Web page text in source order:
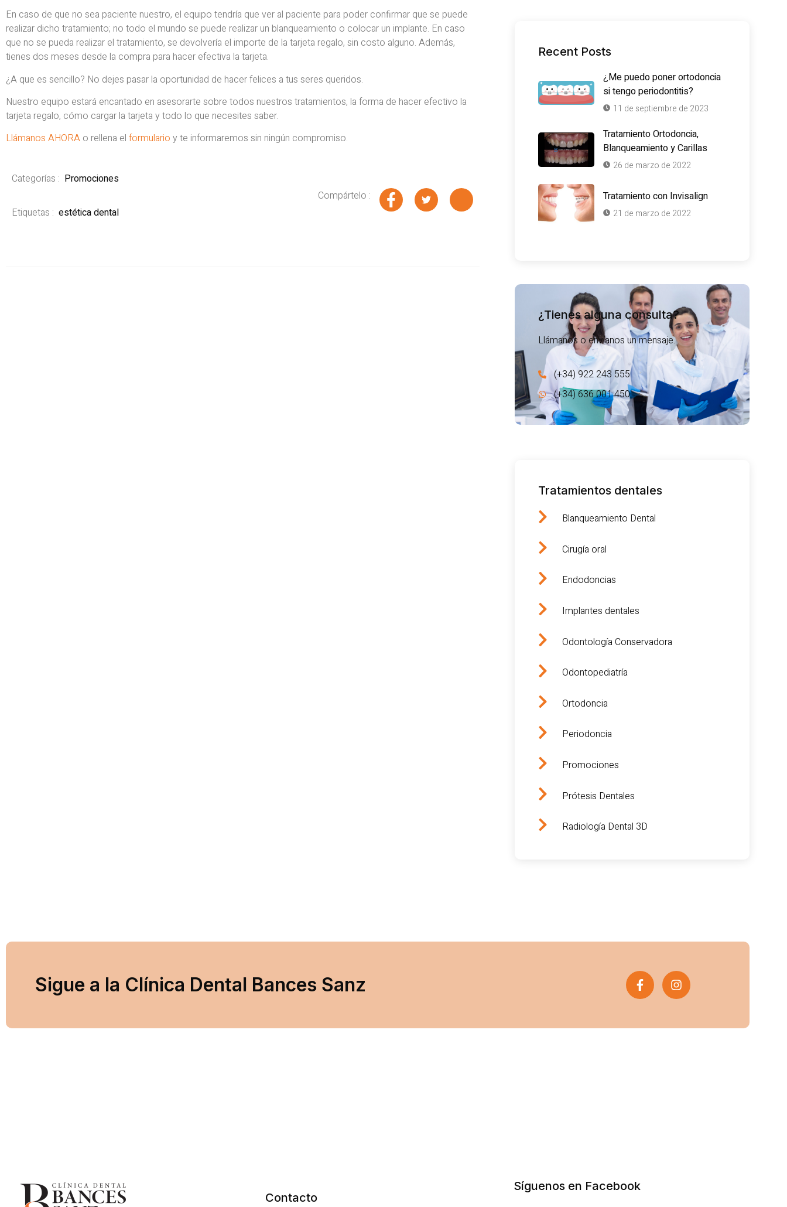
En caso de que no sea paciente nuestro, el equipo tendría que ver al paciente para poder confirmar que se puede
realizar dicho tratamiento; no todo el mundo se puede realizar un blanqueamiento o colocar un implante. En caso
que no se pueda realizar el tratamiento, se devolvería el importe de la tarjeta regalo, sin costo alguno. Además,
tienes dos meses desde la compra para hacer efectiva la tarjeta.
¿A que es sencillo? No dejes pasar la oportunidad de hacer felices a tus seres queridos.
Nuestro equipo estará encantado en asesorarte sobre todos nuestros tratamientos, la forma de hacer efectivo la
tarjeta regalo, cómo cargar la tarjeta y todo lo que necesites saber.
Llámanos AHORA o rellena el formulario y te informaremos sin ningún compromiso.
Categorías : Promociones
Etiquetas : estética dental
Compártelo :
Recent Posts
¿Me puedo poner ortodoncia
si tengo periodontitis?
11 de septiembre de 2023
Tratamiento Ortodoncia,
Blanqueamiento y Carillas
26 de marzo de 2022
Tratamiento con Invisalign
21 de marzo de 2022
¿Tienes alguna consulta?
Llámanos o envíanos un mensaje.
(+34) 922 243 555
(+34) 636 001 450
Tratamientos dentales
Blanqueamiento Dental
Cirugía oral
Endodoncias
Implantes dentales
Odontología Conservadora
Odontopediatría
Ortodoncia
Periodoncia
Promociones
Prótesis Dentales
Radiología Dental 3D
Sigue a la Clínica Dental Bances Sanz
Contacto
Síguenos en Facebook